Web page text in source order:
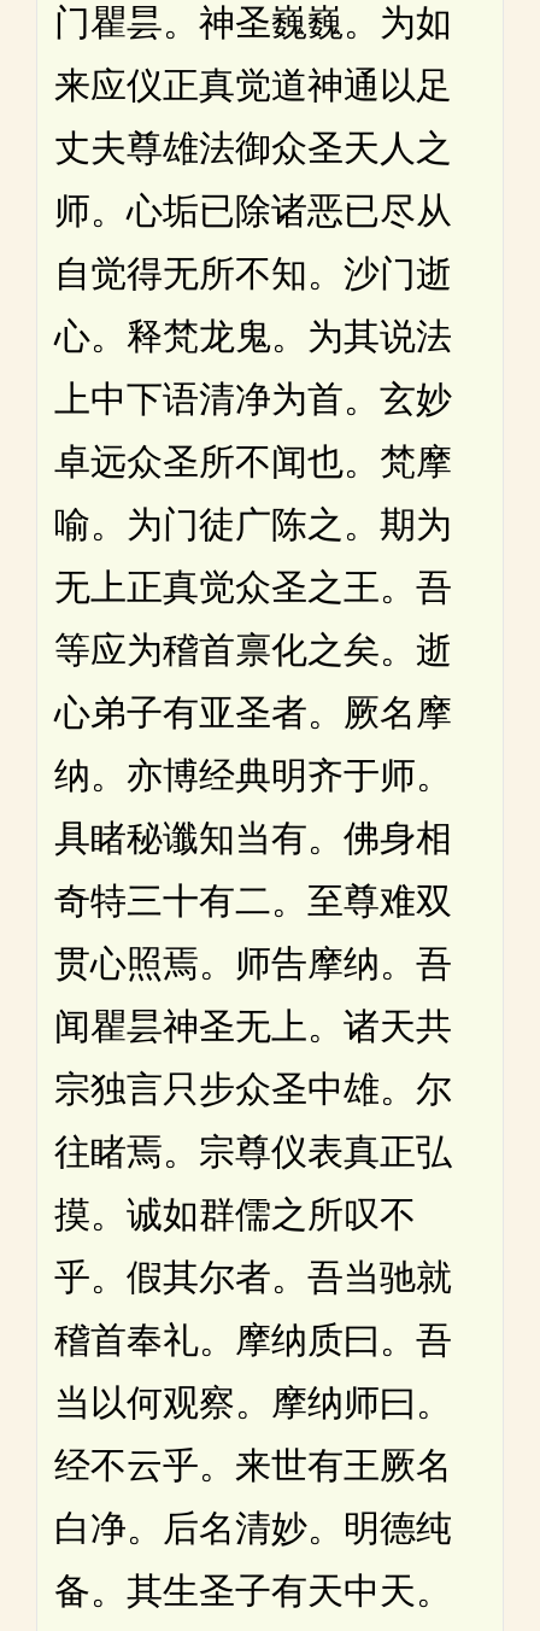
门瞿昙。神圣巍巍。为如
来应仪正真觉道神通以足
丈夫尊雄法御众圣天人之
师。心垢已除诸恶已尽从
自觉得无所不知。沙门逝
心。释梵龙鬼。为其说法
上中下语清净为首。玄妙
卓远众圣所不闻也。梵摩
喻。为门徒广陈之。期为
无上正真觉众圣之王。吾
等应为稽首禀化之矣。逝
心弟子有亚圣者。厥名摩
纳。亦博经典明齐于师。
具睹秘谶知当有。佛身相
奇特三十有二。至尊难双
贯心照焉。师告摩纳。吾
闻瞿昙神圣无上。诸天共
宗独言只步众圣中雄。尔
往睹焉。宗尊仪表真正弘
摸。诚如群儒之所叹不
乎。假其尔者。吾当驰就
稽首奉礼。摩纳质曰。吾
当以何观察。摩纳师曰。
经不云乎。来世有王厥名
白净。后名清妙。明德纯
备。其生圣子有天中天。